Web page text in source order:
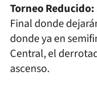
Torneo Reducido:
Final donde
donde ya en
Central, el
ascenso.